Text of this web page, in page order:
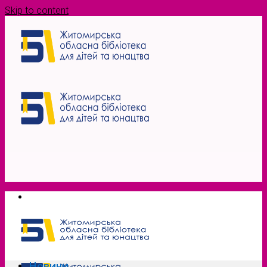
Skip to content